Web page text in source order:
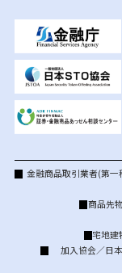
金融商品取引業者(第
商品先
宅地建
加入協会／日